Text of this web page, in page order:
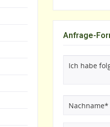
Anfrage-